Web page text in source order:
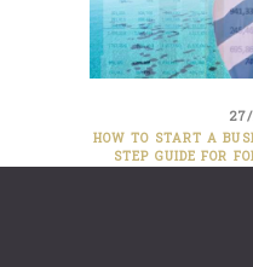
HOW TO START A
STEP GUIDE FOR